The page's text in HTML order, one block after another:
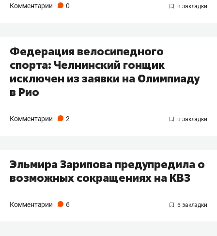
Комментарии 0
​Федерация велосипедного
спорта: Челнинский гонщик
исключен из заявки на Олимпиаду
в Рио
Комментарии 2
Эльмира Зарипова предупредила о
возможных сокращениях на КВЗ
Комментарии 6